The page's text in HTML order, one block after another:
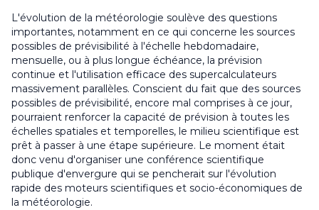
L'évolution de la météorologie soulève des questions
importantes, notamment en ce qui concerne les sources
possibles de prévisibilité à l'échelle hebdomadaire,
mensuelle, ou à plus longue échéance, la prévision
continue et l'utilisation efficace des supercalculateurs
massivement parallèles. Conscient du fait que des sources
possibles de prévisibilité, encore mal comprises à ce jour,
pourraient renforcer la capacité de prévision à toutes les
échelles spatiales et temporelles, le milieu scientifique est
prêt à passer à une étape supérieure. Le moment était
donc venu d'organiser une conférence scientifique
publique d'envergure qui se pencherait sur l'évolution
rapide des moteurs scientifiques et socio-économiques de
la météorologie.